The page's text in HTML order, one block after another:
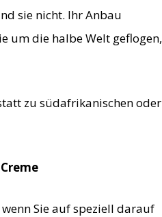
sie nicht. Ihr Anbau
um die halbe Welt geflogen,
zu südafrikanischen oder
Sie auf speziell darauf